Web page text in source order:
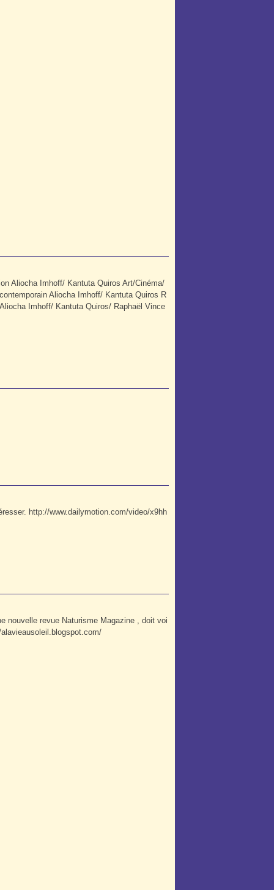
Aliocha Imhoff/ Kantuta Quiros Art/Cinéma/
Aliocha Imhoff/ Kantuta Quiros R
Imhoff/ Kantuta Quiros/ Raphaël Vince
http://www.dailymotion.com/video/x9hh
nouvelle revue Naturisme Magazine , doit voi